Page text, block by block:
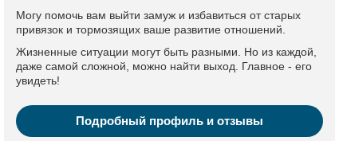
Могу помочь вам выйти замуж и избавиться от старых
привязок и тормозящих ваше развитие отношений.
Жизненные ситуации могут быть разными. Но из каждой,
даже самой сложной, можно найти выход. Главное - его
увидеть!
Подробный профиль и отзывы